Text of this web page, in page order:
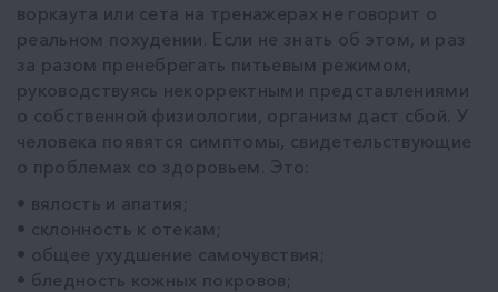
воркаута или сета на тренажерах не говорит о
реальном похудении. Если не знать об этом, и раз
за разом пренебрегать питьевым режимом,
руководствуясь некорректными представлениями
о собственной физиологии, организм даст сбой. У
человека появятся симптомы, свидетельствующие
о проблемах со здоровьем. Это:
• вялость и апатия;
• склонность к отекам;
• общее ухудшение самочувствия;
• бледность кожных покровов;